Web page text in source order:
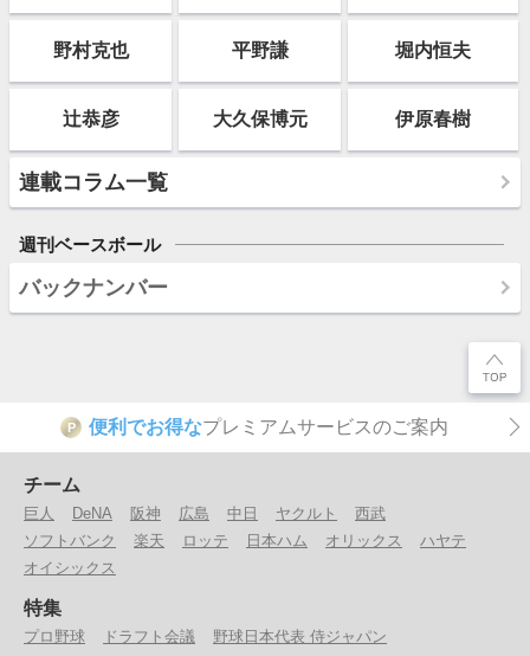
野村克也 平野謙 堀内恒夫
辻恭彦 大久保博元 伊原春樹
連載コラム一覧
週刊ベースボール
バックナンバー
P 便利でお得なプレミアムサービスのご案内
チーム
巨人 DeNA 阪神 広島 中日 ヤクルト
西武
ソフトバンク
楽天 ロッテ 日本ハム オリックス
ハヤテ
オイシックス
特集
プロ野球 ドラフト会議
野球日本代表 侍ジャパン